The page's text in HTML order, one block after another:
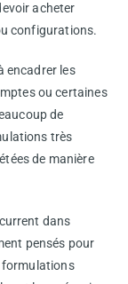
acheter
configurations.
encadrer les
ou certaines
de
très
de manière
dans
pensés pour
formulations